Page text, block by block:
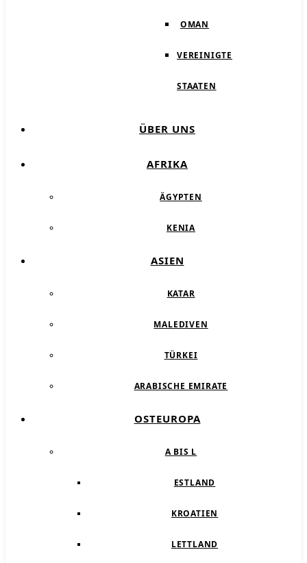
OMAN
VEREINIGTE
STAATEN
ÜBER UNS
AFRIKA
ÄGYPTEN
KENIA
ASIEN
KATAR
MALEDIVEN
TÜRKEI
ARABISCHE EMIRATE
OSTEUROPA
A BIS L
ESTLAND
KROATIEN
LETTLAND